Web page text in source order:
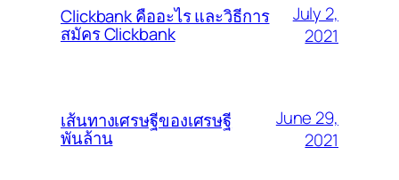
Clickbank คืออะไร และวิธีการ
สมัคร Clickbank
July 2,
2021
เส้นทางเศรษฐีของเศรษฐี
พันล้าน
June 29,
2021